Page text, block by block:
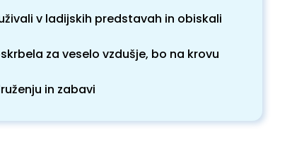
v ladijskih predstavah in obiskali
za veselo vzdušje, bo na krovu
in zabavi